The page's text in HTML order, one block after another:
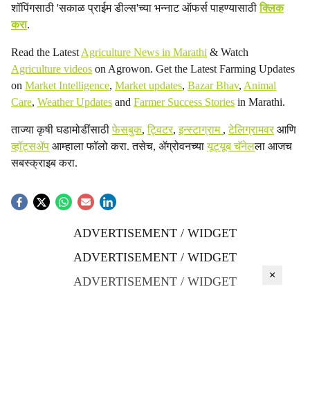
शॉपिंगसाठी 'सकाळ प्राईम डील्स'च्या भन्नाट ऑफर्स पाहण्यासाठीक्लिक
करा.
Read the Latest Agriculture News in Marathi & Watch
Agriculture videos on Agrowon. Get the Latest Farming Updates
on Market Intelligence, Market updates, Bazar Bhav, Animal
Care, Weather Updates and Farmer Success Stories in Marathi.
ताज्या कृषी घडामोडींसाठीफेसबुक,ट्विटर,इन्स्टाग्राम ,टेलिग्रामवरआणि
व्हॉट्सॲप आम्हाला फॉलो करा. तसेच, ॲग्रोवनच्यायूट्यूब चॅनेलला आजच
सबस्क्राइब करा.
ADVERTISEMENT / WIDGET
ADVERTISEMENT / WIDGET
ADVERTISEMENT / WIDGET
×